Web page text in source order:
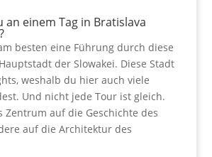
an einem Tag in Bratislava
besten eine Führung durch diese
der Slowakei. Diese Stadt
weshalb du hier auch viele
Und nicht jede Tour ist gleich.
Zentrum auf die Geschichte des
auf die Architektur des